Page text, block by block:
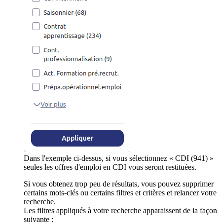
Dans l'exemple ci-dessus, si vous sélectionnez « CDI (941) »
seules les offres d'emploi en CDI vous seront restituées.
Si vous obtenez trop peu de résultats, vous pouvez supprimer
certains mots-clés ou certains filtres et critères et relancer votre
recherche.
Les filtres appliqués à votre recherche apparaissent de la façon
suivante :